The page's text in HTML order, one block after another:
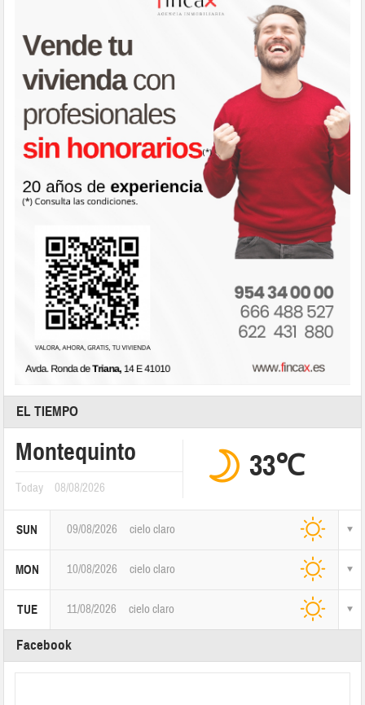
EL TIEMPO
Montequinto
Today 08/08/2026
33℃
SUN 09/08/2026 cielo claro
MON 10/08/2026 cielo claro
TUE 11/08/2026 cielo claro
Facebook